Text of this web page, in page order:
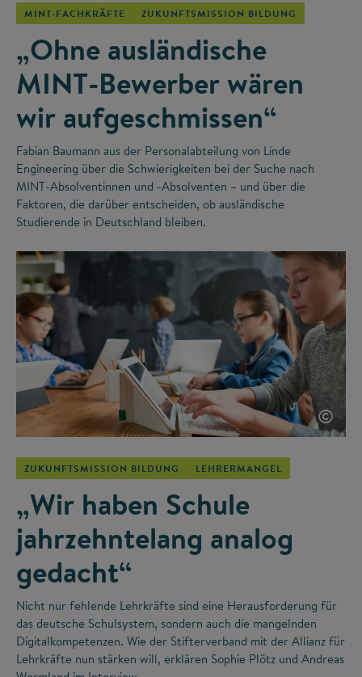
MINT-FACHKRÄFTE ZUKUNFTSMISSION BILDUNG
„Ohne ausländische
MINT-Bewerber wären
wir aufgeschmissen“
Fabian Baumann aus der Personalabteilung von Linde
Engineering über die Schwierigkeiten bei der Suche nach
MINT-Absolventinnen und -Absolventen – und über die
Faktoren, die darüber entscheiden, ob ausländische
Studierende in Deutschland bleiben.
©
ZUKUNFTSMISSION BILDUNG LEHRERMANGEL
„Wir haben Schule
jahrzehntelang analog
gedacht“
Nicht nur fehlende Lehrkräfte sind eine Herausforderung für
das deutsche Schulsystem, sondern auch die mangelnden
Digitalkompetenzen. Wie der Stifterverband mit der Allianz für
Lehrkräfte nun stärken will, erklären Sophie Plötz und Andreas